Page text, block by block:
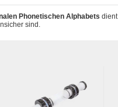
Phonetischen Alphabets
sind.